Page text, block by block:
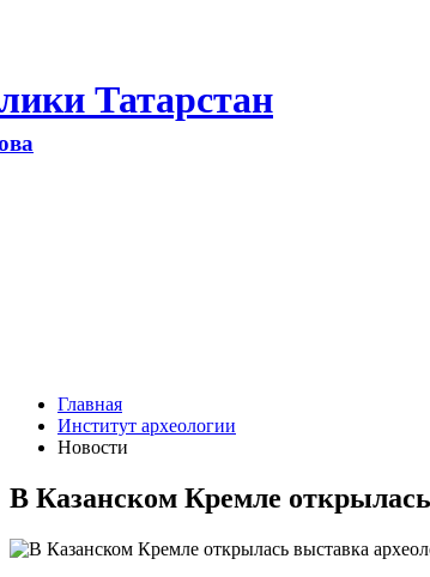
Татарстан
Главная
Институт археологии
Новости
В Казанском Кремле